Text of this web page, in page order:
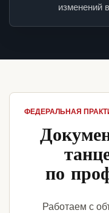
изменений
ФЕДЕРАЛЬНАЯ
по
Работаем с